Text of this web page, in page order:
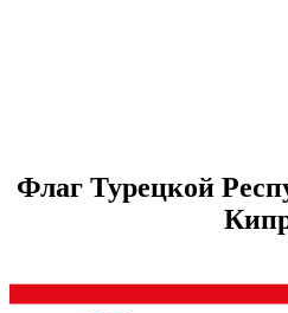
Флаг Турецкой